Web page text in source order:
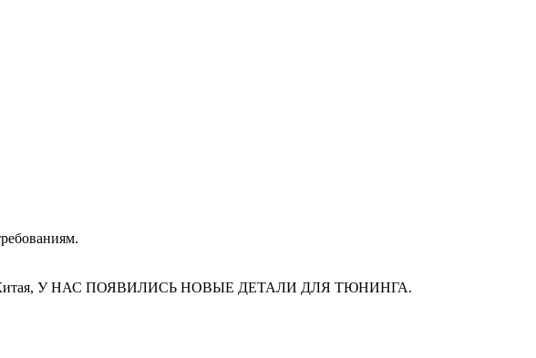
из Китая, У НАС ПОЯВИЛИСЬ НОВЫЕ ДЕТАЛИ ДЛЯ ТЮНИНГА.